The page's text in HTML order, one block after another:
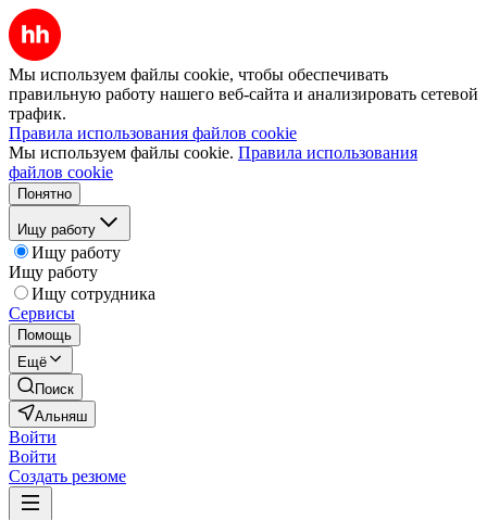
Мы используем файлы cookie, чтобы обеспечивать
правильную работу нашего веб-сайта и анализировать сетевой
трафик.
Правила использования файлов cookie
Мы используем файлы cookie. Правила использования
файлов cookie
Понятно
Ищу работу
Ищу работу
Ищу работу
Ищу сотрудника
Сервисы
Помощь
Ещё
Поиск
Альняш
Войти
Войти
Создать резюме